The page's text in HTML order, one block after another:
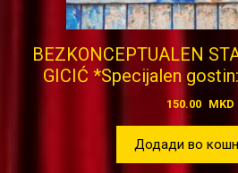
BEZKONCEPTUALEN
GICIĆ *Specijalen
150.00 MKD
Додади во